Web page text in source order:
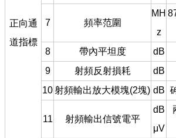
正向通
道指標
7 頻率范圍
MH
z
8
帶內平坦度 dB
9
射頻反射損耗 dB
10射頻輸出放大模塊(2塊) dB
11 射頻輸出信號電平
dB
μV